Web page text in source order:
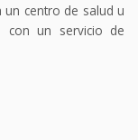
un centro de salud u
con un servicio de